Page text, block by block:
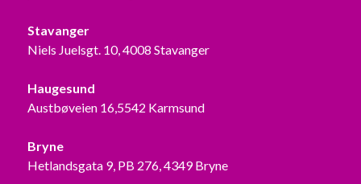
Stavanger
Niels Juelsgt. 10, 4008 Stavanger
Haugesund
Austbøveien 16,5542 Karmsund
Bryne
Hetlandsgata 9, PB 276, 4349 Bryne